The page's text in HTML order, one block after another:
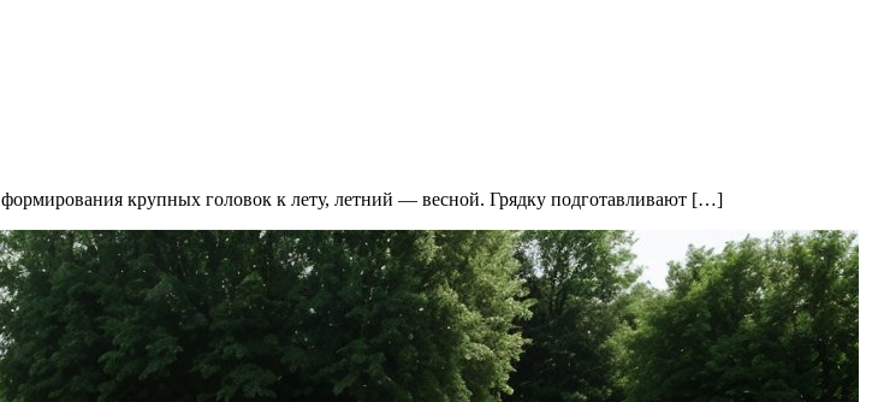
крупных головок к лету, летний — весной. Грядку подготавливают […]